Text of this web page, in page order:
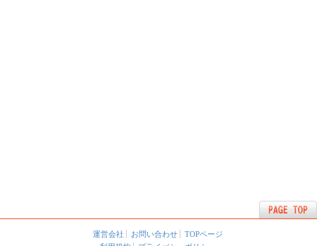
運営会社 お問い合わせ
TOPページ